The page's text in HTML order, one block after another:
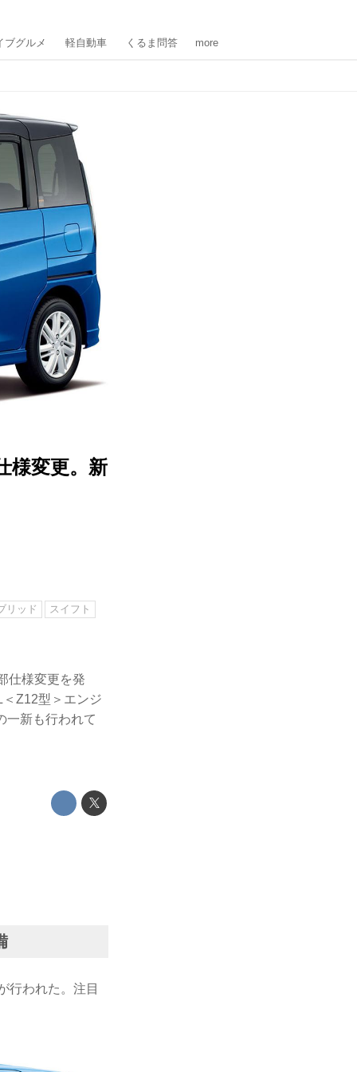
ブグルメ 軽自動車 くるま問答 more
様変更。新
リッド スイフト
仕様変更を発
Z12型＞エンジ
一新も行われて
行われた。注目